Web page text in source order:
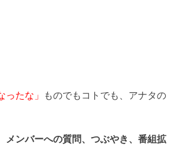
ったな」 ものでもコトでも、アナタの
ンバーへの質問、つぶやき、番組拡